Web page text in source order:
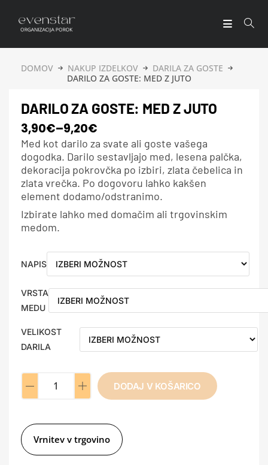
DOMOV NAKUP IZDELKOV
DARILA ZA GOSTE
DARILO ZA GOSTE: MED Z JUTO
DARILO ZA GOSTE: MED Z JUTO
3,90€–9,20€
Med kot darilo za svate ali goste vašega
dogodka. Darilo sestavljajo med, lesena palčka,
dekoracija pokrovčka po izbiri, zlata čebelica in
zlata vrečka. Po dogovoru lahko kakšen
element dodamo/odstranimo.
Izbirate lahko med domačim ali trgovinskim
medom.
NAPIS
VRSTA
MEDU
VELIKOST
DARILA
DODAJ V KOŠARICO
A
l
e
t
Vrnitev v trgovino